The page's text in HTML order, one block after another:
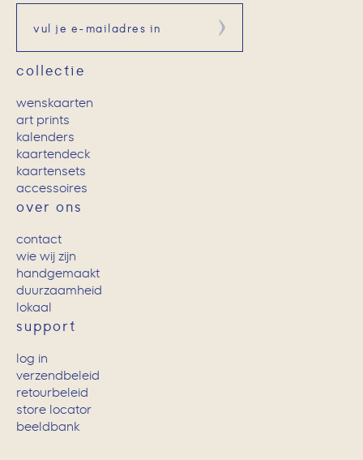
Aanmelden
collectie
wenskaarten
art prints
kalenders
kaartendeck
kaartensets
accessoires
over ons
contact
wie wij zijn
handgemaakt
duurzaamheid
lokaal
support
log in
verzendbeleid
retourbeleid
store locator
beeldbank